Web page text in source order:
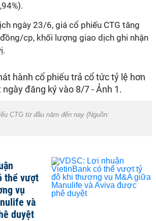
ngày 23/6, giá cổ phiếu CTG tăng
cp, khối lượng giao dịch ghi nhận
CTG từ đầu năm đến nay (Nguồn:
thể vượt
vụ
và
duyệt